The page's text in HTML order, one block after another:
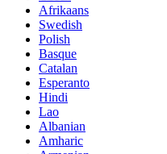
Afrikaans
Swedish
Polish
Basque
Catalan
Esperanto
Hindi
Lao
Albanian
Amharic